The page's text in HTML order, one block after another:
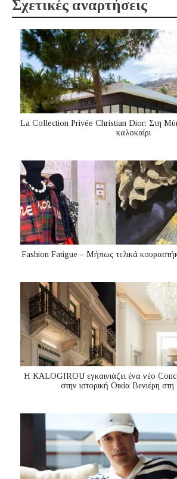
Σχετικές αναρτήσεις
La Collection Privée Christian Dior: Στη
καλοκαίρι
Fashion Fatigue – Μήπως τελικά
Η KALOGIROU εγκαινιάζει ένα νέο
στην ιστορική Οικία Βενιέρη